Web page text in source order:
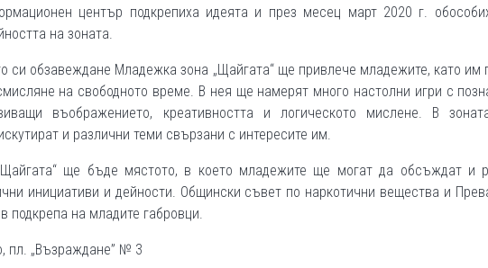
център подкрепиха идеята и през месец март 2020 г.
на зоната.
си обзавеждане Младежка зона „Щайгата“ ще привлече младежите, като
на свободното време. В нея ще намерят много настолни игри с
въображението, креативността и логическото мислене. В
и различни теми свързани с интересите им.
ще бъде мястото, в което младежите ще могат да обсъждат и
инициативи и дейности. Общински съвет по наркотични вещества и
подкрепа на младите габровци.
пл. „Възраждане” № 3